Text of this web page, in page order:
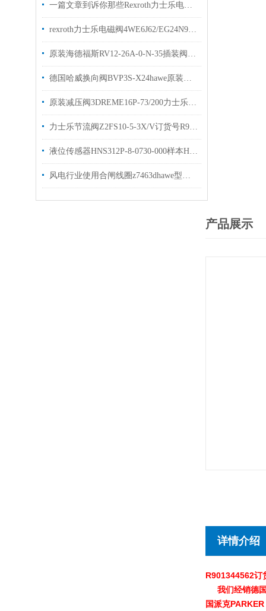
一篇文章到诉你那些Rexroth力士乐电磁阀常见的符号的是什么意思
rexroth力士乐电磁阀4WE6J62/EG24N9K4两位三通阀
原装海德福斯RV12-26A-0-N-35插装阀现货出售
德国哈威换向阀BVP3S-X24hawe原装出售bvp系列
原装减压阀3DREME16P-73/200力士乐比例阀有现货出售
力士乐节流阀Z2FS10-5-3X/V订货号R900517812现货
液位传感器HNS312P-8-0730-000样本HYDAC原装出售
风电行业使用合闸线圈z7463dhawe型号gr2-0kb-g5/30×48现货
产品展示
详情介绍
R901344562订
我们经销德国
国派克